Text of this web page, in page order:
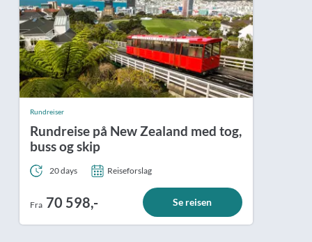
Rundreiser
Rundreise på New Zealand med tog,
buss og skip
20 days Reiseforslag
Fra 70 598,- Se reisen